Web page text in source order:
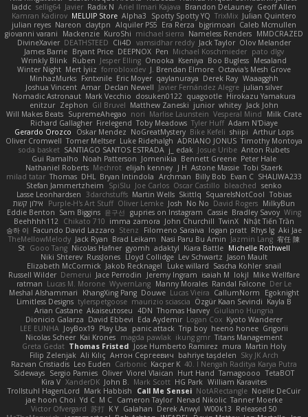
laddc sellig64 Javier Radix N Ariel Ilmari Kajava Brandon DeLauney Geoff Allen
Kamran Kadirov MELUIP Store Alpha3 Spotty Spotty YQ TrixMix Julian Quintero
julian reyes Nareon claytpn Alquiler PS5 Era Rerza bjgrimoari Caleb Mcmullen
giovanni varani
Mackenzie KuroShi michael sierra Nameless Renders MMDCRAZED
DivineXavier DEATHSTEED Cli4D vamsidhar reddy Jack Taylor Olov Melander
James Barrie Bryant Price DEEPNOX Pen Michael Koschmieder pato dlgv
Wrinkly Blink Ruben Jesper Elling Onooka Kseniya Boo Bugless Mesaland
Winter Night Mert İyiiz forrobloxdev J. Brendan Elmore Octavia's Mesh Grove
MinhazMurks Fxntxnile Eric Moyer qaylanuraya Derek Ray Waaagghh
Joshua Vincent Amar Declan Newell Javier Fernández Alegre julian silver
Nomadic Astronaut Mark Vecchio dosuken0122 quagootle Hirokazu Yamakura
enitzur Zephon Gil Bruvel Matthew Zaneski junior whitey Jack John
Will Makes Beats SupremeAhegao nori Marlise Launstein Vesperal Mind
Milk Crate
Richard Gallagher Firelegend Toby Meadows Tyler Huff Adam N'Diaye
Gerardo Orozco
Oskar Mendez NoGreatMystery Bike Kefeli shiipi Arthur Lops
Oliver Cromwell Tomer Meltser Luke Ridehalgh ADRIANO JONUS Timothy Montoya
soda basket SANTIAGO SANTOS ESTRADA j_ edak Josue Uribe Anton Rubets
Gui Ramalho Noah Patterson Jomenikia Bennett Greene Peter Hale
Nathaniel Roberts Mechrot elijah kenney J H Astone Massie Tobi Staerk
milad tatar Thomas DHL Bryan Intindola Archman Billy Bob Evan C SHALIWA233
Stefan Jammertzheim
SpiSlu Joe Carlos Oscar Castillo bleached senko
Lasse Leonhardsen 3darchstuffs Martin Wells Skittlq SquareIsNotCool Tobias
אילון קשת
Purple-H's Art Stuff Oliver Lemke Josh No No David Rogers MilkyBun
Eddie Benton Sam Biggins 윤구선 gupries on Instagram Cassie Bradley Savoy Wing
Beehhhh112 Chikato 710 imma zamora John Churchill TwinX Nhật Tiến Trần
승하 이 Facundo David Lazzaro Stenz Filomeno Saraiva logan pratt Rhys lg Aki Jae
TheMellowMelody Jack Ryan Brad Leikam Nasi Paru Bu Amin Jazmin Lang 宥任 陳
St Gooo Tang Nicolas Hafner gyomh adaktyl Kiara Battle Michelle Rothwell
Niki Shterev RussJones Lloyd Collidge Lev Schwartz Jason Mault
Elizabeth McCormick Jakob Recknagel Luke willard Sascha Kohler snail
Russell Wilder Demerui Jace Perrodin Jeremy Ingram isaiah M lokjl Mike Wellfare
ratman Lucas M. Morone WyvernLang Manny Morales Randal Falcone Der Le
Meshal Alshammari
KhangXing Pang Douwe Lucas Vieira CallumNorm
Egoknight
Limitless Designs tylerspetgoose maurizio sciascia Özgür Kaan Sevindi Kayla B
Arian Castane Akaiseutoseu 4DN Thomas Harvey Giuliano Hungria
Dionicio Galarza David Ebbevi Eda Aydemir Logan Cox Kyoto Wanderer
LEE EUNHA JoyBox19 Play Usa panic attack Trip boy heeno honee Grigorii
Nicolas Scheer Kai Krones magda pawlak ikung gmr Titans Management
Greta Gedat Thomas Fristed Jose Humberto Ramirez mura Martin Holy
Filip Zelenjak Ali Kılıç Антон Сергеевич bahriye taşdelen Sky JK Arch
Razvan Cristiadis Leo Euden Carbonic Kacper K 40. I Nengah Raditya Karya Putra
Sideways Sergio Pamies Oliver Viorel Vlaican Hurt Hand Tamagoooo TetaBOT
Kira V XanderDK John B. Mark Scott HG Park William Karavites
Trollstuhl HagenLord Mark Habbish Call Me Sensei NotARectangle Noelle DeCuir
jae hoon Choi Yd C M C Cameron Taylor Nenad Nikolic Tanner Moerke
Victor Ofvergard 苏打 K Y Galahan Derek Anwyl W00k13 Released 50